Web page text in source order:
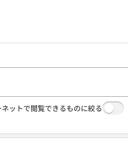
ットで閲覧できるものに絞る